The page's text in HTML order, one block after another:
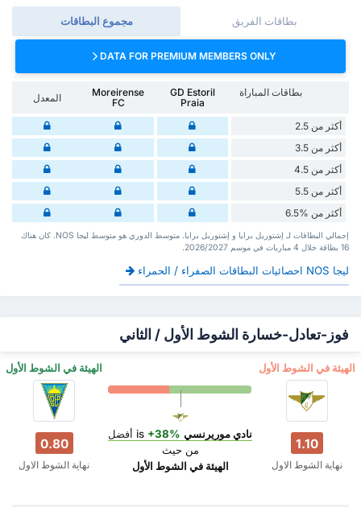
مجموع البطاقات بطاقات الفريق
DATA FOR PREMIUM MEMBERS ONLY
بطاقات المباراة
GD Estoril
Praia
Moreirense
FC
المعدل
أكثر من 2.5
أكثر من 3.5
أكثر من 4.5
أكثر من 5.5
أكثر من %6.5
إجمالي البطاقات لـ إشتوريل برايا و إشتوريل برايا. متوسط الدوري هو متوسط ليجا NOS. كان هناك
16 بطاقة ‏خلال 4 مباريات في موسم 2026/2027.
ليجا NOS احصائيات البطاقات الصفراء / الحمراء
فوز-تعادل-خسارة الشوط الأول / الثاني
‏الهيئة في الشوط الأول ‏الهيئة في الشوط الأول
0.80
نهاية الشوط الاول
نادي موريرنسيis
+38%
أفضل
من حيث
‏الهيئة في الشوط الأول
1.10
نهاية الشوط الاول